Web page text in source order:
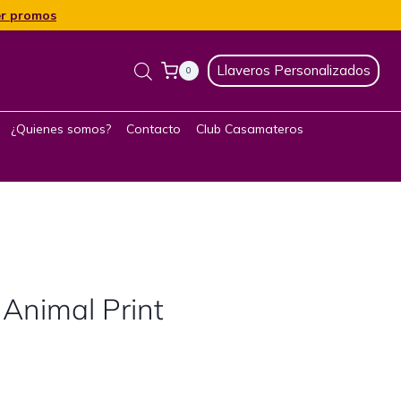
promos
0 Llaveros Personalizados
¿Quienes somos? Contacto Club Casamateros
Print